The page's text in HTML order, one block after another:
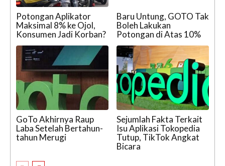
Potongan Aplikator
Maksimal 8% ke Ojol,
Konsumen Jadi Korban?
Baru Untung, GOTO Tak
Boleh Lakukan
Potongan di Atas 10%
GoTo Akhirnya Raup
Laba Setelah Bertahun-
tahun Merugi
Sejumlah Fakta Terkait
Isu Aplikasi Tokopedia
Tutup, TikTok Angkat
Bicara